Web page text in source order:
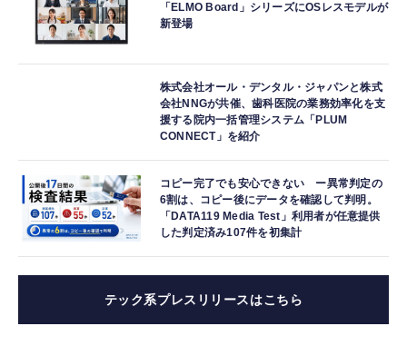
「ELMO Board」シリーズにOSレスモデルが
新登場
株式会社オール・デンタル・ジャパンと株式
会社NNGが共催、歯科医院の業務効率化を支
援する院内一括管理システム「PLUM
CONNECT」を紹介
コピー完了でも安心できない ー異常判定の
6割は、コピー後にデータを確認して判明。
「DATA119 Media Test」利用者が任意提供
した判定済み107件を初集計
テック系プレスリリースはこちら